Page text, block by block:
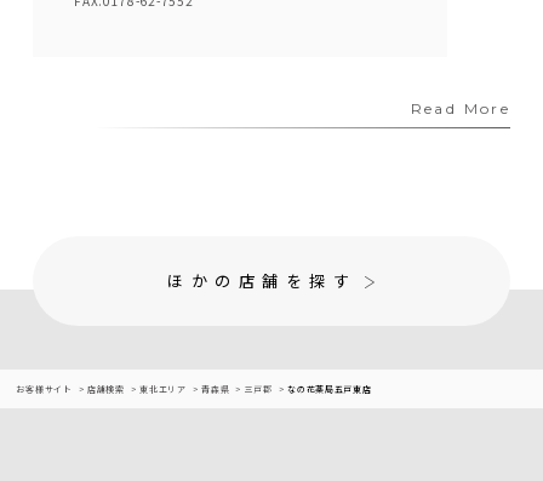
Read More
ほかの店舗を探す
お客様サイト 店舗検索 東北エリア 青森県 三戸郡 なの花薬局五戸東店